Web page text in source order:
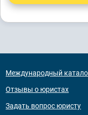
Международный
Отзывы о юристах
Задать вопрос юристу